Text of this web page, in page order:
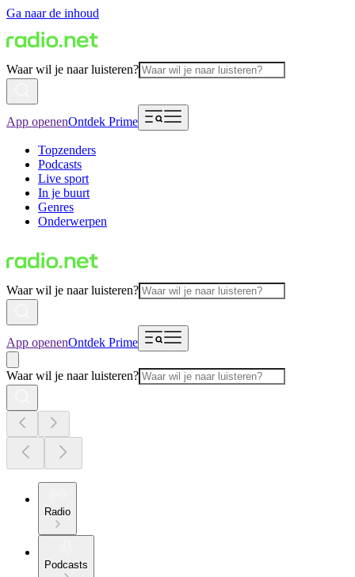
Ga naar de inhoud
Waar wil je naar luisteren?
App openenOntdek Prime
Topzenders
Podcasts
Live sport
In je buurt
Genres
Onderwerpen
Waar wil je naar luisteren?
App openenOntdek Prime
Waar wil je naar luisteren?
Radio
Podcasts